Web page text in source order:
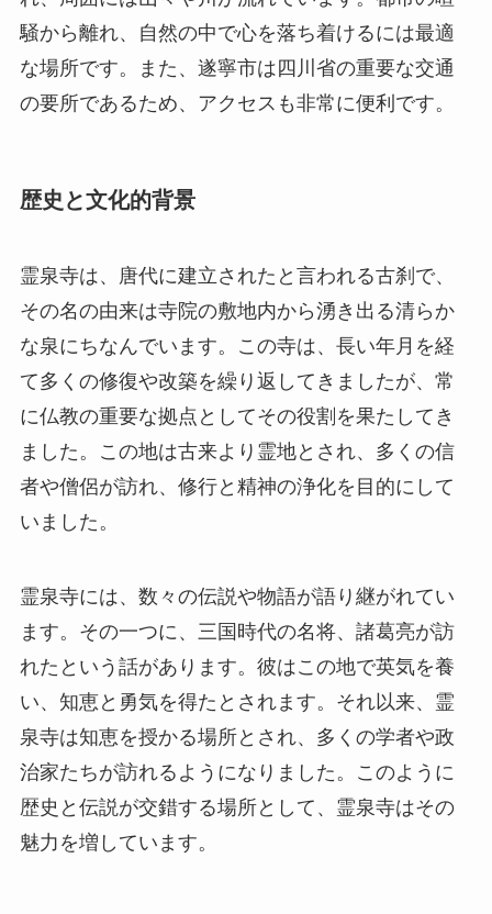
歴史と文化的背景
霊泉寺は、唐代に建立されたと言われる古刹で、
て多くの修復や改築を繰り返してきましたが、常
ました。この地は古来より霊地とされ、多くの信
者や僧侶が訪れ、修行と精神の浄化を目的にして
いました。
霊泉寺には、数々の伝説や物語が語り継がれてい
ます。その一つに、三国時代の名将、諸葛亮が訪
れたという話があります。彼はこの地で英気を養
い、知恵と勇気を得たとされます。それ以来、霊
治家たちが訪れるようになりました。このように
歴史と伝説が交錯する場所として、霊泉寺はその
魅力を増しています。
見どころ
本堂: 霊泉寺の本堂は、優雅な唐様式で建てら